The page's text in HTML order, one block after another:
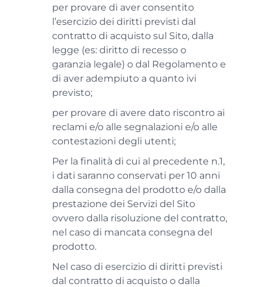
per provare di aver consentito
l’esercizio dei diritti previsti dal
contratto di acquisto sul Sito, dalla
legge (es: diritto di recesso o
garanzia legale) o dal Regolamento e
di aver adempiuto a quanto ivi
previsto;
per provare di avere dato riscontro ai
reclami e/o alle segnalazioni e/o alle
contestazioni degli utenti;
Per la finalità di cui al precedente n.1,
i dati saranno conservati per 10 anni
dalla consegna del prodotto e/o dalla
prestazione dei Servizi del Sito
ovvero dalla risoluzione del contratto,
nel caso di mancata consegna del
prodotto.
Nel caso di esercizio di diritti previsti
dal contratto di acquisto o dalla